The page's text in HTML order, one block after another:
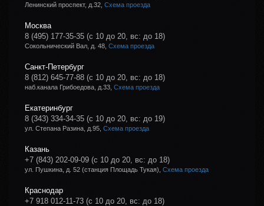
Ленинский проспект, д.32, Схема проезда
Москва
8 (495) 177-35-35 (с 10 до 20, вс: до 18)
Сокольнический Вал, д. 48, Схема проезда
Санкт-Петербург
8 (812) 645-77-88 (с 10 до 20, вс: до 18)
наб.канала Грибоедова, д.33, Схема проезда
Екатеринбург
8 (343) 334-34-35 (с 10 до 20, вс: до 19)
ул. Степана Разина, д.95, Схема проезда
Казань
+7 (843) 202-09-09 (с 10 до 20, вс: до 18)
ул. Пушкина, д. 52 (станция Площадь Тукая), Схема проезда
Краснодар
+7 918 012-11-73 (с 10 до 20, вс: до 18)